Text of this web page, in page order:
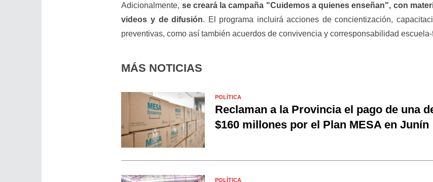
Adicionalmente, se creará la campaña "Cuidemos a quienes enseñan", con
videos y de difusión. El programa incluirá acciones de concientización,
preventivas, como así también acuerdos de convivencia y corresponsabilidad
MÁS NOTICIAS
POLÍTICA
Reclaman a la Provincia el pago de una
$160 millones por el Plan MESA en Junín
POLÍTICA